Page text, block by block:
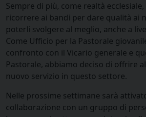
Sempre di più, come realtà
ricorrere ai bandi per dare qualità ai
poterli svolgere al meglio, anche a
Come Ufficio per la Pastorale
confronto con il Vicario generale e
Pastorale, abbiamo deciso di offrire
nuovo servizio in questo settore.
Nelle prossime settimane sarà
collaborazione con un gruppo di